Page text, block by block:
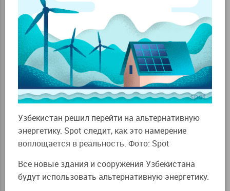
Узбекистан решил перейти на альтернативную
энергетику. Spot следит, как это намерение
воплощается в реальность. Фото: Spot
Все новые здания и сооружения Узбекистана
будут использовать альтернативную энергетику.